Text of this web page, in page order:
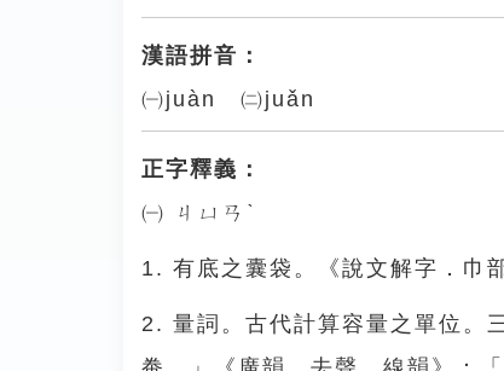
漢語拼音：
㈠juàn ㈡juǎn
正字釋義：
㈠ ㄐㄩㄢˋ
1. 有底之囊袋。《說文解字．巾
2. 量詞。古代計算容量之單位。